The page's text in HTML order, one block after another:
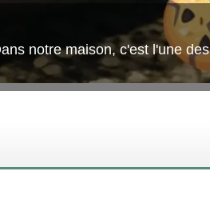
notre maison, c'est l'une des